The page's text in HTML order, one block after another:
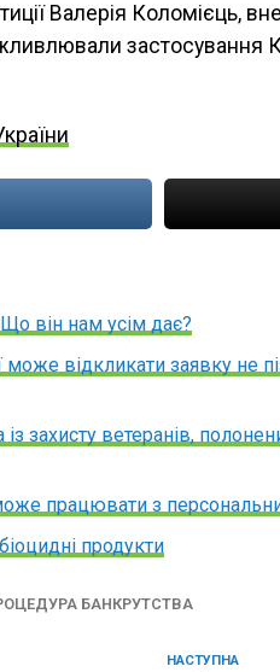
Валерія Коломієць,
застосування
він нам усім дає?
може відкликати заявку не
захисту ветеранів,
працювати з
продукти
БАНКРУТСТВА
НАСТУПНА